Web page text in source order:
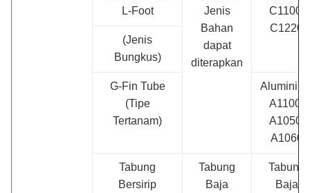
L-Foot
Jenis
Bahan
dapat
diterapkan
C1100,
C1220
(Jenis
Bungkus)
G-Fin Tube
(Tipe
Tertanam)
A1100,
A1050,
A1060
Tabung
Bersirip
Tabung
Baja
Tabung
Baja